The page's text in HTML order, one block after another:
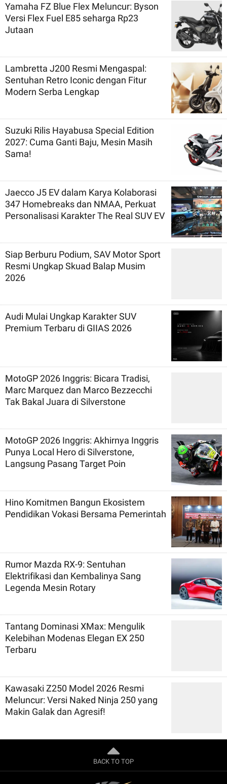
Yamaha FZ Blue Flex Meluncur: Byson
Versi Flex Fuel E85 seharga Rp23
Jutaan
Lambretta J200 Resmi Mengaspal:
Sentuhan Retro Iconic dengan Fitur
Modern Serba Lengkap
Suzuki Rilis Hayabusa Special Edition
2027: Cuma Ganti Baju, Mesin Masih
Sama!
Jaecco J5 EV dalam Karya Kolaborasi
347 Homebreaks dan NMAA, Perkuat
Personalisasi Karakter The Real SUV EV
Siap Berburu Podium, SAV Motor Sport
Resmi Ungkap Skuad Balap Musim
2026
Audi Mulai Ungkap Karakter SUV
Premium Terbaru di GIIAS 2026
MotoGP 2026 Inggris: Bicara Tradisi,
Marc Marquez dan Marco Bezzecchi
Tak Bakal Juara di Silverstone
MotoGP 2026 Inggris: Akhirnya Inggris
Punya Local Hero di Silverstone,
Langsung Pasang Target Poin
Hino Komitmen Bangun Ekosistem
Pendidikan Vokasi Bersama Pemerintah
Rumor Mazda RX-9: Sentuhan
Elektrifikasi dan Kembalinya Sang
Legenda Mesin Rotary
Tantang Dominasi XMax: Mengulik
Kelebihan Modenas Elegan EX 250
Terbaru
Kawasaki Z250 Model 2026 Resmi
Meluncur: Versi Naked Ninja 250 yang
Makin Galak dan Agresif!
BACK TO TOP